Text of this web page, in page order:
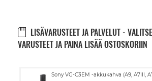
LISÄVARUSTEET JA PALVELUT -
VARUSTEET JA PAINA LISÄÄ OSTOSKORIIN
Sony VG-C3EM -akkukahva (A9, A7III,
Lisää